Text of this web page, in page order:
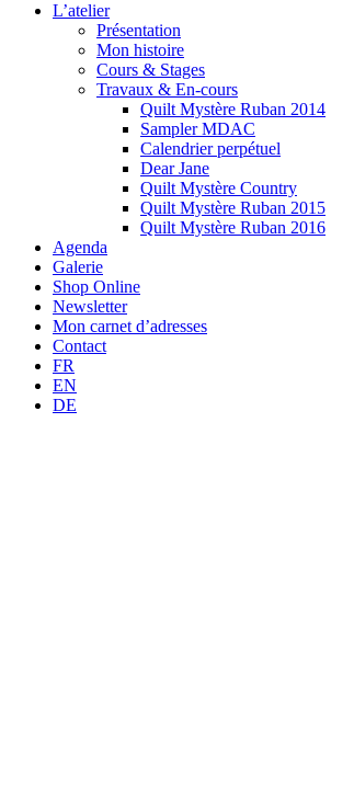
L’atelier
Présentation
Mon histoire
Cours & Stages
Travaux & En-cours
Quilt Mystère Ruban 2014
Sampler MDAC
Calendrier perpétuel
Dear Jane
Quilt Mystère Country
Quilt Mystère Ruban 2015
Quilt Mystère Ruban 2016
Agenda
Galerie
Shop Online
Newsletter
Mon carnet d’adresses
Contact
FR
EN
DE